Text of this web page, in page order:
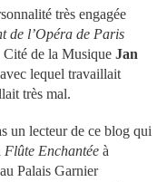
très engagée
de l’Opéra de Paris
Cité de la Musique Jan
lequel travaillait
très mal.
un lecteur de ce blog qui
Flûte Enchantée à
Palais Garnier